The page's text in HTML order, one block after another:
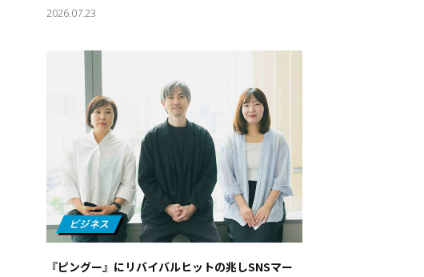
2026.07.23
『ピングー』にリバイバルヒットの兆し――SNSマー